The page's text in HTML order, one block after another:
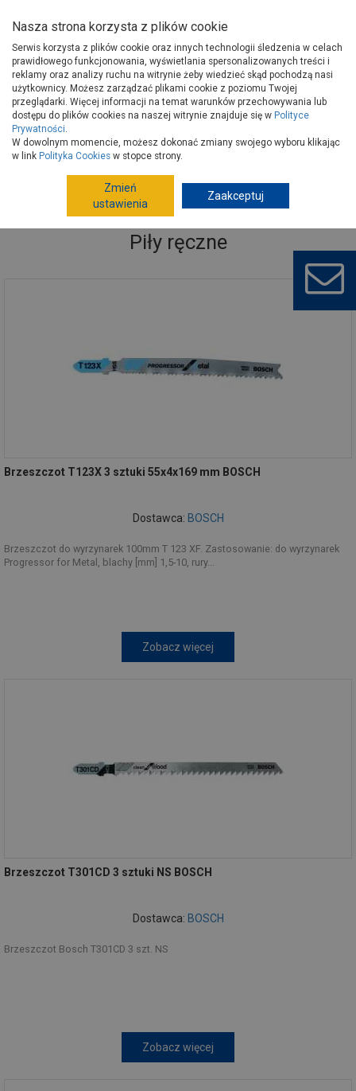
Strona główna Narzędzia
Narzędzia ręczne, warsztat
Piły ręczne
Piły ręczne
Brzeszczot T123X 3 sztuki 55x4x169 mm BOSCH
Dostawca: BOSCH
Brzeszczot do wyrzynarek 100mm T 123 XF. Zastosowanie: do wyrzynarek
Progressor for Metal, blachy [mm] 1,5-10, rury...
Zobacz więcej
Brzeszczot T301CD 3 sztuki NS BOSCH
Dostawca: BOSCH
Brzeszczot Bosch T301CD 3 szt. NS
Zobacz więcej
Nasza strona korzysta z plików cookie
Serwis korzysta z plików cookie oraz innych technologii śledzenia w celach
prawidłowego funkcjonowania, wyświetlania spersonalizowanych treści i
reklamy oraz analizy ruchu na witrynie żeby wiedzieć skąd pochodzą nasi
użytkownicy. Możesz zarządzać plikami cookie z poziomu Twojej
przeglądarki. Więcej informacji na temat warunków przechowywania lub
dostępu do plików cookies na naszej witrynie znajduje się w Polityce
Prywatności.
W dowolnym momencie, możesz dokonać zmiany swojego wyboru klikając
w link Polityka Cookies w stopce strony.
Zmień
ustawienia
Zaakceptuj